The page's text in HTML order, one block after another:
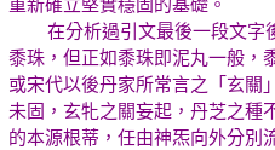
重新確立堅實穩固的基礎。
在分析過引文最後一段文字後
黍珠，但正如黍珠即泥丸一般，
或宋代以後丹家所常言之「玄關
未固，玄牝之關妄起，丹芝之種
的本源根蒂，任由神炁向外分別